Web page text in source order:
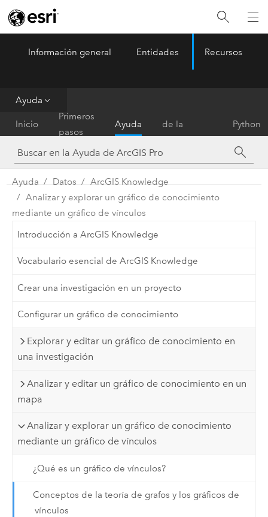
ArcGIS Pro Menu
Información general Entidades Recursos
Ayuda
Inicio
Primeros
pasos
Ayuda
de la
herramienta
Python
Ayuda Datos
ArcGIS Knowledge
Analizar y explorar un gráfico de conocimiento
mediante un gráfico de vínculos
Introducción a ArcGIS Knowledge
Vocabulario esencial de ArcGIS Knowledge
Crear una investigación en un proyecto
Configurar un gráfico de conocimiento
Explorar y editar un gráfico de conocimiento en
una investigación
Analizar y editar un gráfico de conocimiento en un
mapa
Analizar y explorar un gráfico de conocimiento
mediante un gráfico de vínculos
¿Qué es un gráfico de vínculos?
Conceptos de la teoría de grafos y los gráficos de
vínculos